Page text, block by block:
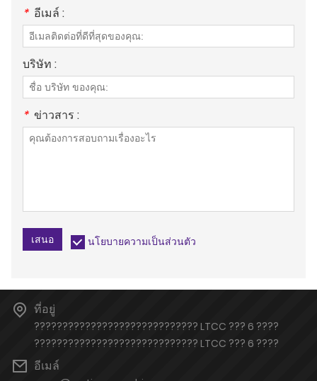
* อีเมล์ :
บริษัท :
* ข่าวสาร :
เสนอ นโยบายความเป็นส่วนตัว
ที่อยู่
????????????????????????????? LTCC ??? 6 ????
????????????????????????????? LTCC ??? 6 ????
อีเมล์